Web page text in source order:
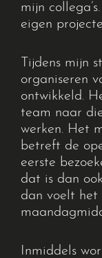
mijn
eigen
Tijdens mijn
organiseren
ontwikkeld.
team naar
werken. Het
betreft de
eerste
dat is dan
dan voelt het
Inmiddels